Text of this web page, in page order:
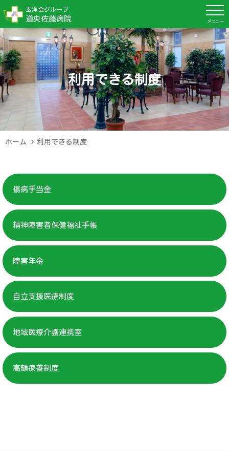
玄洋会グループ
道央佐藤病院
利用できる制度
ホーム 利用できる制度
傷病手当金
精神障害者保健福祉手帳
障害年金
自立支援医療制度
地域医療介護連携室
高額療養制度